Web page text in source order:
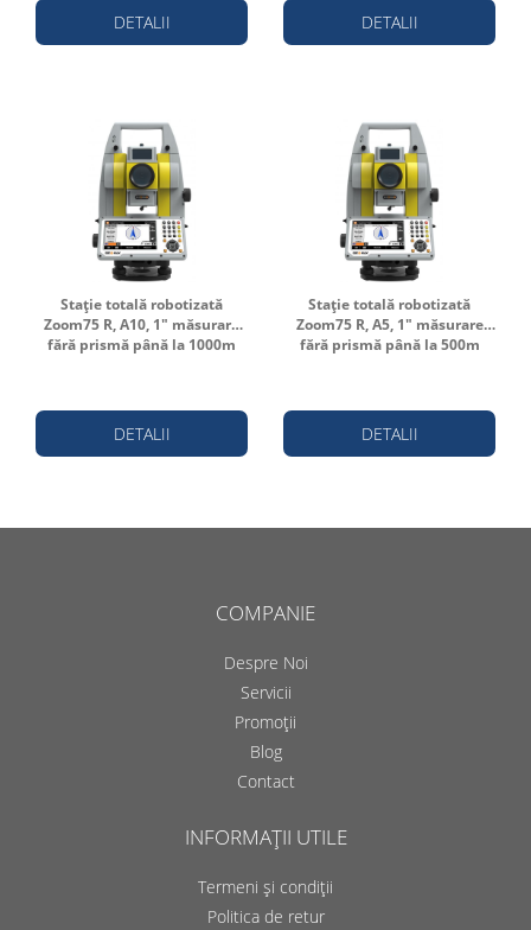
DETALII DETALII
Stație totală robotizată
Zoom75 R, A10, 1" măsurare
fără prismă până la 1000m
DETALII
Stație totală robotizată
Zoom75 R, A5, 1" măsurare
fără prismă până la 500m
DETALII
COMPANIE
Despre Noi
Servicii
Promoții
Blog
Contact
INFORMAȚII UTILE
Termeni și condiții
Politica de retur